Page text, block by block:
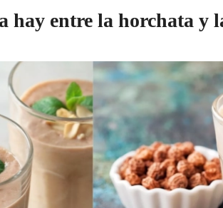
hay entre la horchata y